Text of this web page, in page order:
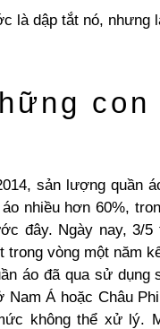
là dập tắt nó, nhưng
sản lượng quần
nhiều hơn 60%,
đây. Ngày nay, 3/
trong vòng một năm
áo đã qua sử dụng
Á hoặc Châu
không thể xử lý.